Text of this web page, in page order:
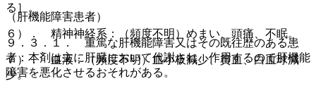
（肝機能障害患者）
９．３．１． 重篤な肝機能障害又はその既往歴のある患
者：本剤は主に肝臓において代謝され、作用するので肝機能
障害を悪化させるおそれがある。
る］。
６）． 精神神経系：（頻度不明）めまい、頭痛、不眠。
７）． 血液：（頻度不明）血小板減少、貧血、白血球減
少。